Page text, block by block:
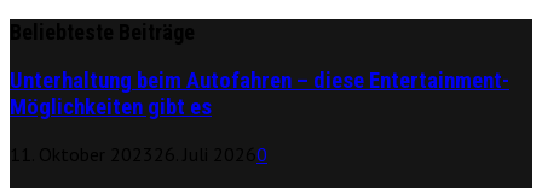
Unterhaltung beim Autofahren – diese Entertainment-
Möglichkeiten gibt es
0